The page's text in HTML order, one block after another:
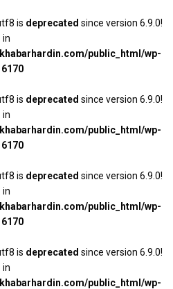
is deprecated since version 6.9.0!
in
public_html/wp-
6170
is deprecated since version 6.9.0!
in
public_html/wp-
6170
is deprecated since version 6.9.0!
in
public_html/wp-
6170
is deprecated since version 6.9.0!
in
public_html/wp-